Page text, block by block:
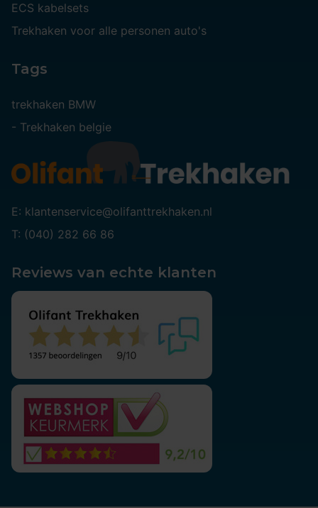
ECS kabelsets
Trekhaken voor alle personen auto's
Tags
trekhaken BMW
- Trekhaken belgie
E: klantenservice@olifanttrekhaken.nl
T: (040) 282 66 86
Reviews van echte klanten